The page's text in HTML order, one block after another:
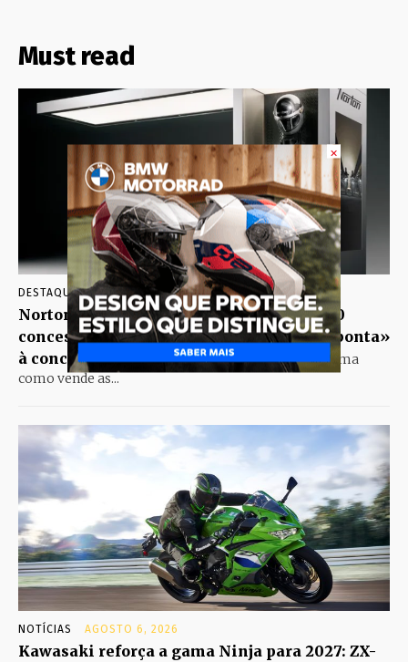
Must read
DESTAQUE COMÉRCIO AGOSTO 6, 2026
Norton prepara expansão global para 200
concessionários com novos espaços e «aponta»
à concorrência A Norton vai transformar a forma
como vende as...
NOTÍCIAS AGOSTO 6, 2026
Kawasaki reforça a gama Ninja para 2027: ZX-
×